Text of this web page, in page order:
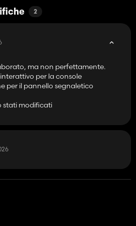
2
ma non perfettamente.
per la console
per il pannello segnaletico
stati modificati